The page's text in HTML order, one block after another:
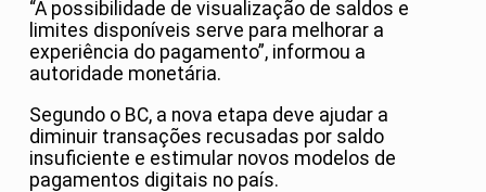
“A possibilidade de visualização de saldos e
limites disponíveis serve para melhorar a
experiência do pagamento”, informou a
autoridade monetária.
Segundo o BC, a nova etapa deve ajudar a
diminuir transações recusadas por saldo
insuficiente e estimular novos modelos de
pagamentos digitais no país.